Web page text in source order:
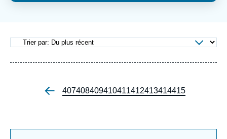
Pagination
Page
407Page
408Page
409Page
410Page
411Page
412Page
413Page
414Page
415